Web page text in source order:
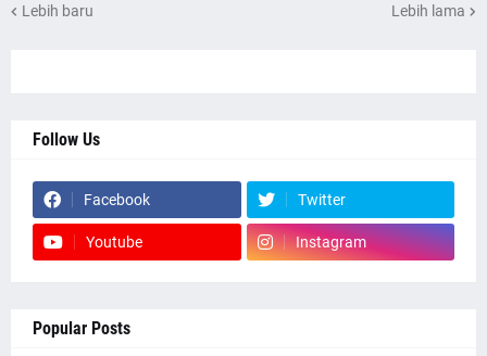
Lebih baru Lebih lama
Follow Us
Facebook Twitter
Youtube Instagram
Popular Posts